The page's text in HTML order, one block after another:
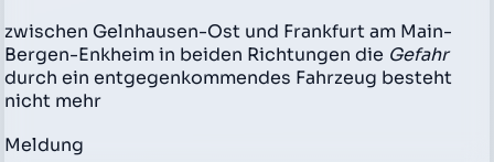
zwischen Gelnhausen-Ost und Frankfurt am Main-
Bergen-Enkheim in beiden Richtungen die Gefahr
durch ein entgegenkommendes Fahrzeug besteht
nicht mehr
Meldung